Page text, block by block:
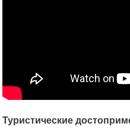
Туристические